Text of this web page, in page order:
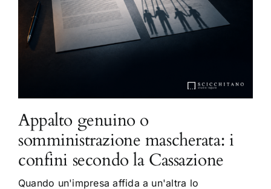
Appalto genuino o
somministrazione mascherata: i
confini secondo la Cassazione
Quando un'impresa affida a un'altra lo